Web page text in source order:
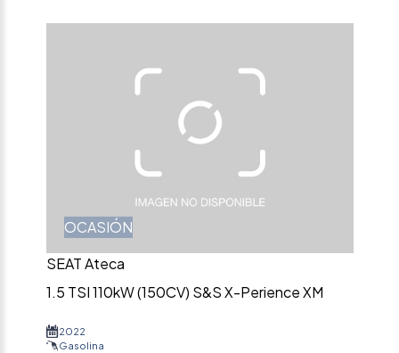
OCASIÓN
SEAT Ateca
1.5 TSI 110kW (150CV) S&S X-Perience XM
2022
Gasolina